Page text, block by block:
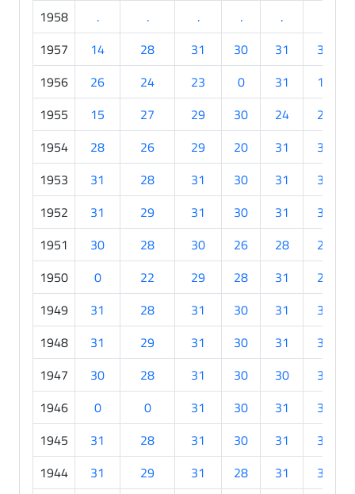
1958
. . . . .
1957
14 28 31 30 31
30
1956
26 24 23 0 31
17
1955
15 27 29 30 24
29
1954
28 26 29 20 31
30
1953
31 28 31 30 31
30
1952
31 29 31 30 31
30
1951
30 28 30 26 28
29
1950
0 22 29 28 31
26
1949
31 28 31 30 31
30
1948
31 29 31 30 31
30
1947
30 28 31 30 30
30
1946
0 0 31 30 31
30
1945
31 28 31 30 31
30
1944
31 29 31 28 31
30